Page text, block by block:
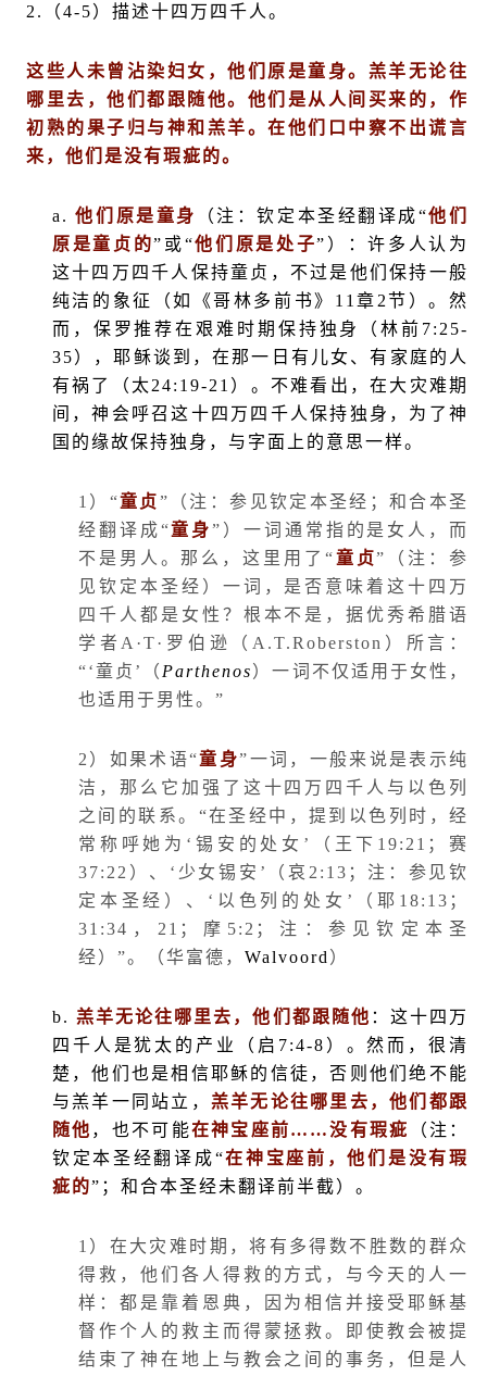
2. （4-5）描述十四万四千人。
这些人未曾沾染妇女，他们原是童身。羔羊无论往
哪里去，他们都跟随他。他们是从人间买来的，作
初熟的果子归与神和羔羊。在他们口中察不出谎言
来，他们是没有瑕疵的。
a. 他们原是童身 （注：钦定本圣经翻译成“他们
原是童贞的”或“他们原是处子”）：许多人认为
这十四万四千人保持童贞，不过是他们保持一般
纯洁的象征（如《哥林多前书》 11 章 2节）。然
而，保罗推荐在艰难时期保持独身（林前 7:25-
35），耶稣谈到，在那一日有儿女、有家庭的人
有祸了（太24:19-21 ）。不难看出，在大灾难期
间，神会呼召这十四万四千人保持独身，为了神
国的缘故保持独身，与字面上的意思一样。
1 ）“童贞”（注：参见钦定本圣经；和合本圣
经翻译成“童身”）一词通常指的是女人，而
不是男人。那么，这里用了“童贞”（注：参
见钦定本圣经）一词，是否意味着这十四万
四千人都是女性？根本不是，据优秀希腊语
学者 A ·T ·罗伯逊（ A.T.Roberston ）所言：
“‘童贞’（ Parthenos）一词不仅适用于女性，
也适用于男性。”
2 ）如果术语“童身”一词，一般来说是表示纯
洁，那么它加强了这十四万四千人与以色列
之间的联系。“在圣经中，提到以色列时，经
常称呼她为‘锡安的处女’（王下 19:21 ；赛
37:22 ）、‘少女锡安’（哀 2:13 ；注：参见钦
定本圣经）、‘以色列的处女’（耶 18:13 ；
31:34 ， 21 ；摩 5:2 ；注：参见钦定本圣
经）”。（华富德， Walvoord ）
b. 羔羊无论往哪里去，他们都跟随他 ：这十四万
四千人是犹太的产业（启 7:4-8 ）。然而，很清
楚，他们也是相信耶稣的信徒，否则他们绝不能
与羔羊一同站立， 羔羊无论往哪里去，他们都跟
随他 ，也不可能在神宝座前……没有瑕疵
（注：
钦定本圣经翻译成“在神宝座前，他们是没有瑕
疵的”；和合本圣经未翻译前半截）。
1 ）在大灾难时期，将有多得数不胜数的群众
得救，他们各人得救的方式，与今天的人一
样：都是靠着恩典，因为相信并接受耶稣基
督作个人的救主而得蒙拯救。即使教会被提
结束了神在地上与教会之间的事务，但是人